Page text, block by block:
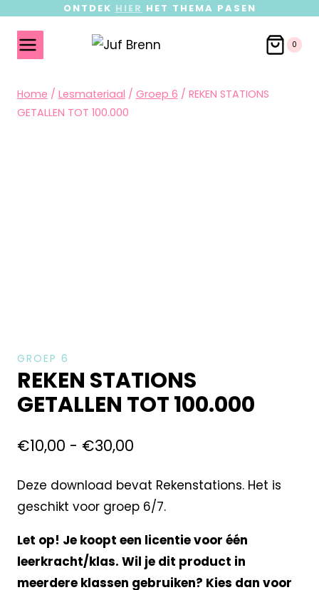
ONTDEK HIER HET THEMA PASEN
0
Home / Lesmateriaal / Groep 6 / REKEN STATIONS
GETALLEN TOT 100.000
GROEP 6
REKEN STATIONS
GETALLEN TOT 100.000
€10,00 - €30,00
Deze download bevat Rekenstations. Het is
geschikt voor groep 6/7.
Let op! Je koopt een licentie voor één
leerkracht/klas. Wil je dit product in
meerdere klassen gebruiken? Kies dan voor